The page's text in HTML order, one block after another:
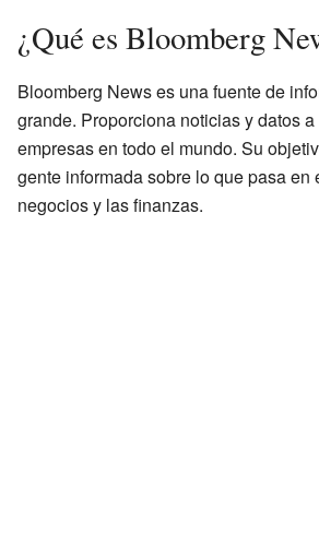
¿Qué es Bloomberg
Bloomberg News es una fuente de
grande. Proporciona noticias y datos
empresas en todo el mundo. Su
gente informada sobre lo que pasa en
negocios y las finanzas.